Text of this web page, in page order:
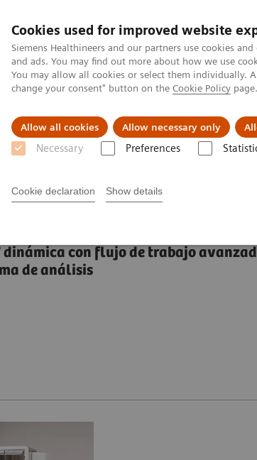
Cookies used for improved website
Siemens Healthineers and our partners use cookies
and ads. You may find out more about how we use
You may allow all cookies or select them individually.
change your consent" button on the Cookie Policy page.
Allow all cookies Allow necessary only
Necessary Preferences
Cookie declaration Show details
Especialidades Clínicas
X3
dinámica con flujo de trabajo
de análisis